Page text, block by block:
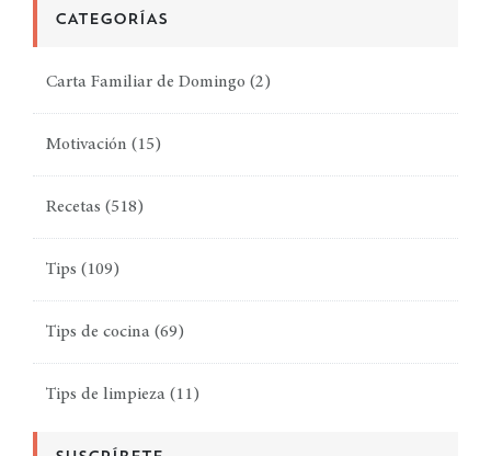
CATEGORÍAS
Carta Familiar de Domingo (2)
Motivación (15)
Recetas (518)
Tips (109)
Tips de cocina (69)
Tips de limpieza (11)